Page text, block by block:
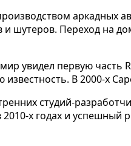
аркадных
шутеров. Переход на
увидел первую
В 2000-х
студий-
2010-х годах и